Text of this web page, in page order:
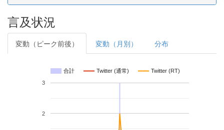
言及状況
変動（ピーク前後） 変動（月別） 分布
合計 Twitter (通常) Twitter (RT)
2
3